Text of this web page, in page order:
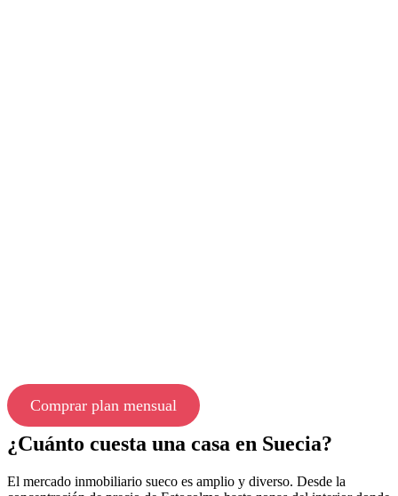
Comprar plan mensual
¿Cuánto cuesta una casa en Suecia?
El mercado inmobiliario sueco es amplio y diverso. Desde la